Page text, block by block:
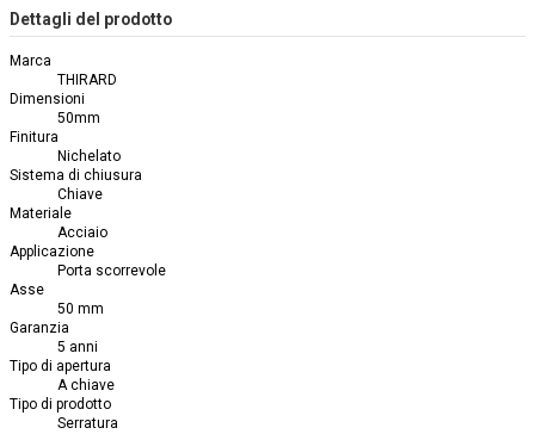
Dettagli del prodotto
Marca
THIRARD
Dimensioni
50mm
Finitura
Nichelato
Sistema di chiusura
Chiave
Materiale
Acciaio
Applicazione
Porta scorrevole
Asse
50 mm
Garanzia
5 anni
Tipo di apertura
A chiave
Tipo di prodotto
Serratura